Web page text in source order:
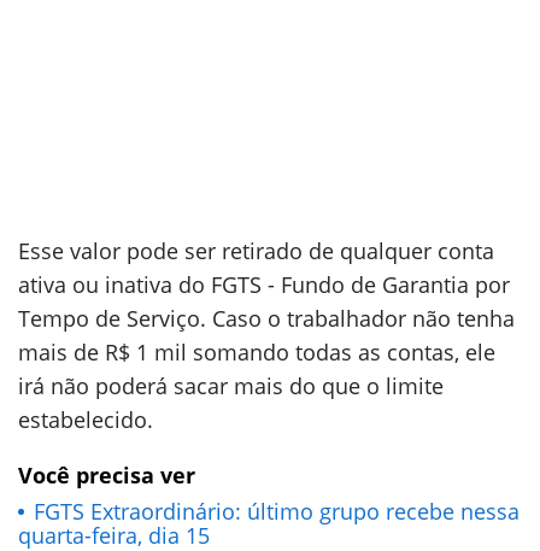
Esse valor pode ser retirado de qualquer conta
ativa ou inativa do FGTS - Fundo de Garantia por
Tempo de Serviço. Caso o trabalhador não tenha
mais de R$ 1 mil somando todas as contas, ele
irá não poderá sacar mais do que o limite
estabelecido.
Você precisa ver
FGTS Extraordinário: último grupo recebe nessa
quarta-feira, dia 15